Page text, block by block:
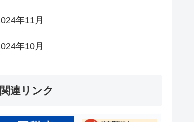
年11月
年10月
関連リンク